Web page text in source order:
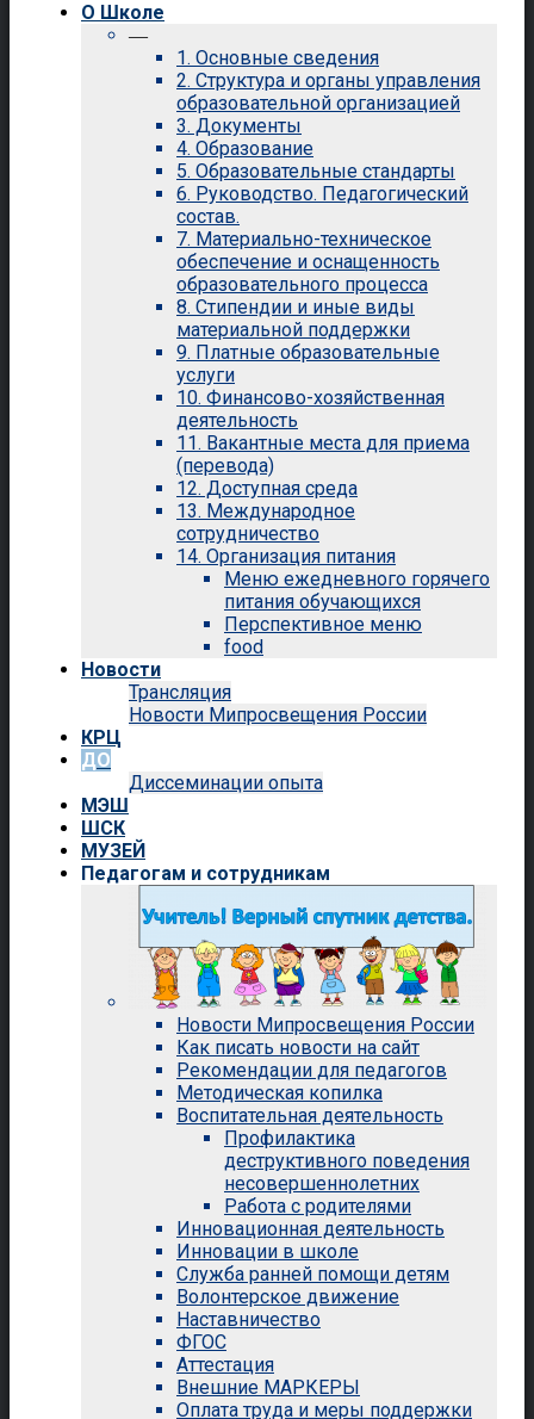
О Школе
—
1. Основные сведения
2. Структура и органы управления
образовательной организацией
3. Документы
4. Образование
5. Образовательные стандарты
6. Руководство. Педагогический
состав.
7. Материально-техническое
обеспечение и оснащенность
образовательного процесса
8. Стипендии и иные виды
материальной поддержки
9. Платные образовательные
услуги
10. Финансово-хозяйственная
деятельность
11. Вакантные места для приема
(перевода)
12. Доступная среда
13. Международное
сотрудничество
14. Организация питания
Меню ежедневного горячего
питания обучающихся
Перспективное меню
food
Новости
Трансляция
Новости Мипросвещения России
КРЦ
ДО
Диссеминации опыта
МЭШ
ШСК
МУЗЕЙ
Педагогам и сотрудникам
Новости Мипросвещения России
Как писать новости на сайт
Рекомендации для педагогов
Методическая копилка
Воспитательная деятельность
Профилактика
деструктивного поведения
несовершеннолетних
Работа с родителями
Инновационная деятельность
Инновации в школе
Служба ранней помощи детям
Волонтерское движение
Наставничество
ФГОС
Аттестация
Внешние МАРКЕРЫ
Оплата труда и меры поддержки